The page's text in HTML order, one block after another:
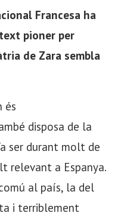
Francesa ha
pioner per
de Zara sembla
és
disposa de la
ser durant molt de
relevant a Espanya.
al país, la del
i terriblement